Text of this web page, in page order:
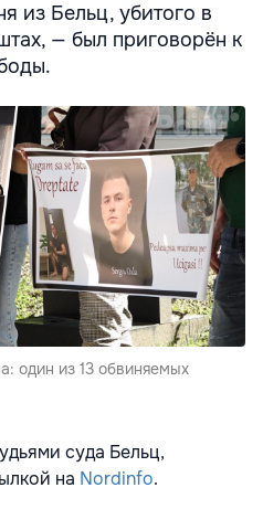
из Бельц, убитого в
— был приговорён к
один из 13 обвиняемых
суда Бельц,
на Nordinfo.